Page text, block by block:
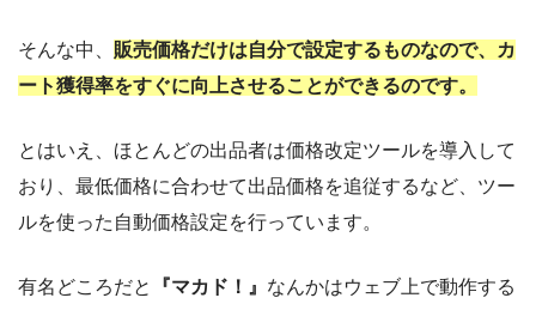
そんな中、 販売価格だけは自分で設定するものなので、カ
ート獲得率をすぐに向上させることができるのです。
とはいえ、ほとんどの出品者は価格改定ツールを導入して
おり、最低価格に合わせて出品価格を追従するなど、ツー
ルを使った自動価格設定を行っています。
有名どころだと 『マカド！』 なんかはウェブ上で動作する